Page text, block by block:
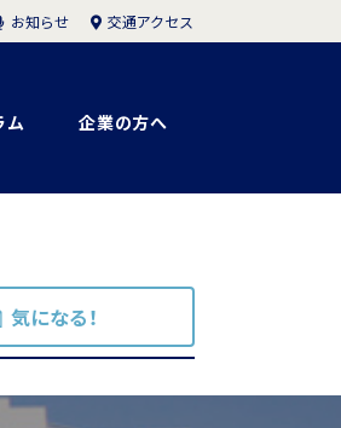
ム 企業の方へ
お知らせ 交通アクセス
気になる！